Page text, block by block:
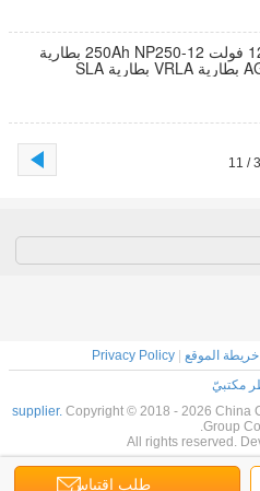
الصين بطل بطارية 12 فولت 250Ah NP250-12 بطارية
3 / 11
طلب اقتباس
|خريطة الموقع |
Privacy Policy
مكتبيّ
Copyright © 2018 - 2026 China
Group
All rights reserved.